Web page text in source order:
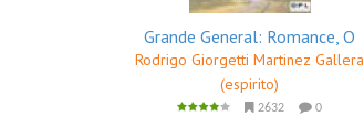
Grande General: Romance, O
Rodrigo Giorgetti Martinez Gallera
(espirito)
2632 0